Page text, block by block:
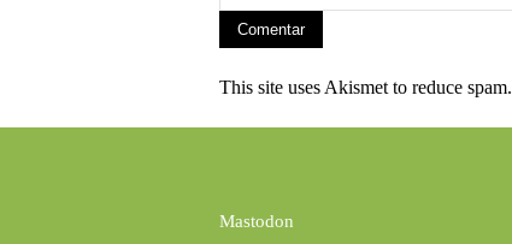
This site uses Akismet to reduce spam.
Mastodon